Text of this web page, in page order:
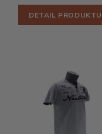
DETAIL PRODUKTU